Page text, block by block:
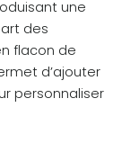
une
des
flacon de
d’ajouter
personnaliser